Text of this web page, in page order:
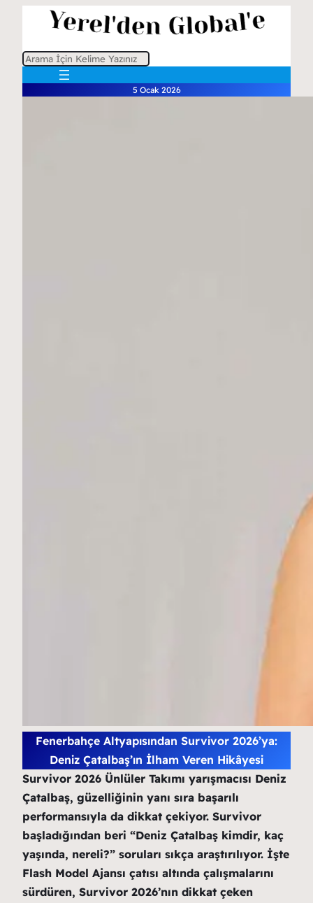
A
a
5 Ocak 2026
Fenerbahçe Altyapısından Survivor 2026’ya:
Deniz Çatalbaş’ın İlham Veren Hikâyesi
Survivor 2026 Ünlüler Takımı yarışmacısı Deniz
Çatalbaş, güzelliğinin yanı sıra başarılı
performansıyla da dikkat çekiyor. Survivor
başladığından beri “Deniz Çatalbaş kimdir, kaç
yaşında, nereli?” soruları sıkça araştırılıyor. İşte
Flash Model Ajansı çatısı altında çalışmalarını
sürdüren, Survivor 2026’nın dikkat çeken